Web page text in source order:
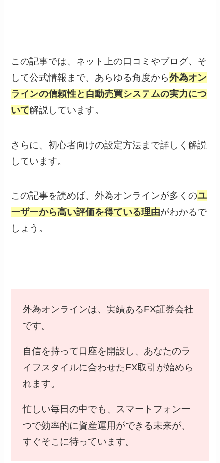
この記事では、ネット上の口コミやブログ、そ
して公式情報まで、あらゆる角度から外為オン
ラインの信頼性と自動売買システムの実力につ
いて解説しています。
さらに、初心者向けの設定方法まで詳しく解説
しています。
この記事を読めば、外為オンラインが多くのユ
ーザーから高い評価を得ている理由がわかるで
しょう。
外為オンラインは、実績あるFX証券会社
です。
自信を持って口座を開設し、あなたのラ
イフスタイルに合わせたFX取引が始めら
れます。
忙しい毎日の中でも、スマートフォン一
つで効率的に資産運用ができる未来が、
すぐそこに待っています。